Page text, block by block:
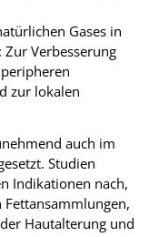
Gases in
Verbesserung
zur lokalen
auch im
Studien
Indikationen nach,
Hautalterung und